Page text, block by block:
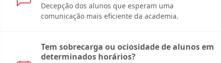
Decepção dos alunos que esperam uma
comunicação mais eficiente da academia.
Tem sobrecarga ou ociosidade de alunos em
determinados horários?